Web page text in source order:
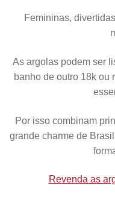
Femininas,
As argolas podem ser
banho de outro 18k ou
Por isso combinam
grande charme de
Revenda as